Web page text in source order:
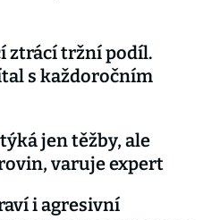
ztrácí tržní podíl.
s každoročním
jen těžby, ale
varuje expert
i agresivní